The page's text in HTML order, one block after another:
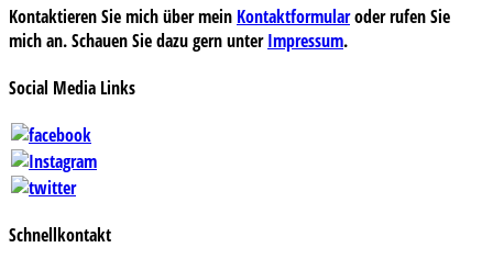
Kontaktieren Sie mich über mein Kontaktformularoder rufen Sie
mich an. Schauen Sie dazu gern unterImpressum.
Social Media Links
Schnellkontakt